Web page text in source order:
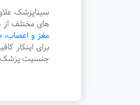
سیناپزشک
های مختلف از
مغز و
برای اینکار
جنسیت پزشک